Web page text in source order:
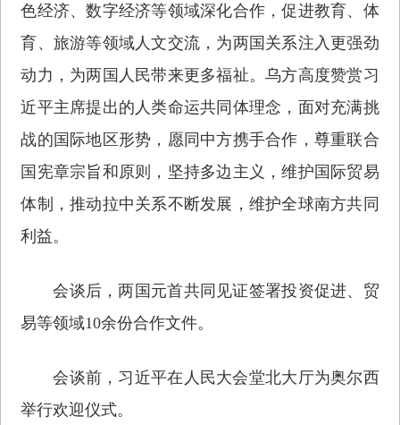
色经济、数字经济等领域深化合作，促进教育、体
育、旅游等领域人文交流，为两国关系注入更强劲
动力，为两国人民带来更多福祉。乌方高度赞赏习
近平主席提出的人类命运共同体理念，面对充满挑
战的国际地区形势，愿同中方携手合作，尊重联合
国宪章宗旨和原则，坚持多边主义，维护国际贸易
体制，推动拉中关系不断发展，维护全球南方共同
利益。
会谈后，两国元首共同见证签署投资促进、贸
易等领域10余份合作文件。
会谈前，习近平在人民大会堂北大厅为奥尔西
举行欢迎仪式。